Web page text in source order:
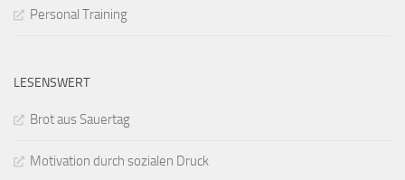
Personal Training
LESENSWERT
Brot aus Sauertag
Motivation durch sozialen Druck